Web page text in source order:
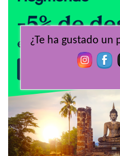
¿Te ha gustado un